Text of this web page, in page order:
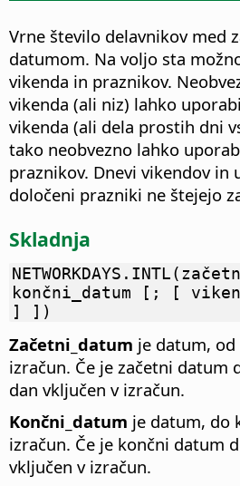
Vrne število delavnikov med
datumom. Na voljo sta
vikenda in praznikov.
vikenda (ali niz) lahko
vikenda (ali dela prostih dni
tako neobvezno lahko
praznikov. Dnevi vikendov in
določeni prazniki ne štejejo
Skladnja
končni_datum [; [
] ])
Začetni_datum je datum, od
izračun. Če je začetni datum
dan vključen v izračun.
Končni_datum je datum, do
izračun. Če je končni datum
vključen v izračun.